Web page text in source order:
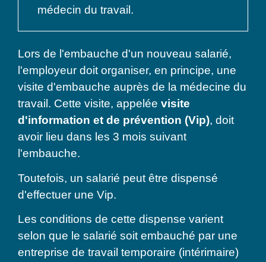
médecin du travail.
Lors de l'embauche d'un nouveau salarié,
l'employeur doit organiser, en principe, une
visite d'embauche auprès de la médecine du
travail. Cette visite, appelée visite
d'information et de prévention (Vip), doit
avoir lieu dans les 3 mois suivant
l'embauche.
Toutefois, un salarié peut être dispensé
d'effectuer une Vip.
Les conditions de cette dispense varient
selon que le salarié soit embauché par une
entreprise de travail temporaire (intérimaire)